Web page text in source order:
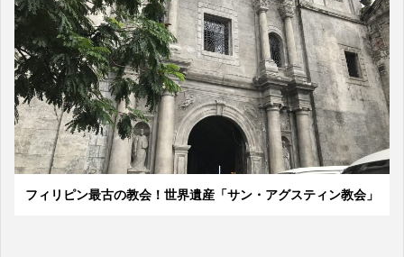
フィリピン最古の教会！世界遺産「サン・アグスティン教会」